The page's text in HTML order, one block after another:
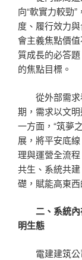
向“軟實力較勁
度、履行效力
會主義焦點價
質成長的必答
的焦點目標。
從外部需
期，需求以文
一方面，“筑夢
展，將平安底
理與運營全流
共生、系統共
礎，賦能高東
二、系統
明生態
電建建筑